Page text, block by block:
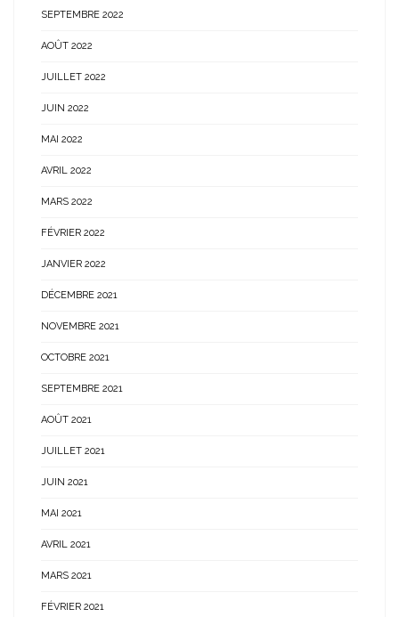
SEPTEMBRE 2022
AOÛT 2022
JUILLET 2022
JUIN 2022
MAI 2022
AVRIL 2022
MARS 2022
FÉVRIER 2022
JANVIER 2022
DÉCEMBRE 2021
NOVEMBRE 2021
OCTOBRE 2021
SEPTEMBRE 2021
AOÛT 2021
JUILLET 2021
JUIN 2021
MAI 2021
AVRIL 2021
MARS 2021
FÉVRIER 2021